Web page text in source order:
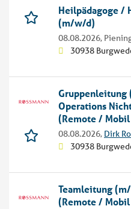
Heilpädagoge /
(m/w/d)
08.08.2026,
30938
Gruppenleitung
Operations
(Remote /
08.08.2026, Dirk
30938
Teamleitung
(Remote /